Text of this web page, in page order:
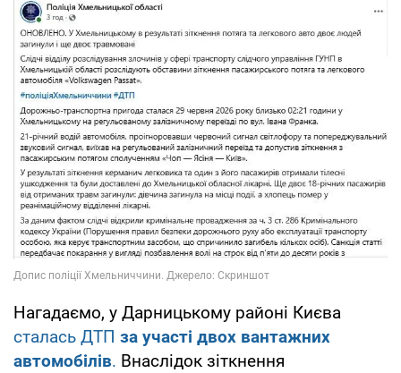
Нагадаємо, у Дарницькому районі Києва
сталась ДТП за участі двох вантажних
автомобілів. Внаслідок зіткнення